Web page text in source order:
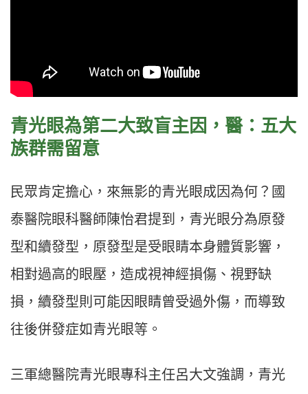
青光眼為第二大致盲主因，醫：五大
族群需留意
民眾肯定擔心，來無影的青光眼成因為何？國
泰醫院眼科醫師陳怡君提到，青光眼分為原發
型和續發型，原發型是受眼睛本身體質影響，
相對過高的眼壓，造成視神經損傷、視野缺
損，續發型則可能因眼睛曾受過外傷，而導致
往後併發症如青光眼等。
三軍總醫院青光眼專科主任呂大文強調，青光